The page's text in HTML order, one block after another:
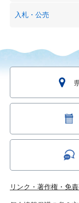
入札・公売
リンク・著作権・免